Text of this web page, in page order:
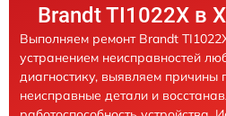
Brandt TI1022X в
Выполняем ремонт Brandt
устранением неисправностей
диагностику, выявляем причины
неисправные детали и